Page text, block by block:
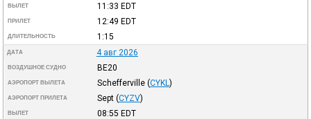
ВЫЛЕТ 11:33 EDT
ПРИЛЕТ 12:49 EDT
ДЛИТЕЛЬНОСТЬ 1:15
ДАТА 4 авг 2026
ВОЗДУШНОЕ СУДНО BE20
АЭРОПОРТ ВЫЛЕТА Schefferville (CYKL )
АЭРОПОРТ ПРИЛЕТА Sept (CYZV)
ВЫЛЕТ 08:55 EDT